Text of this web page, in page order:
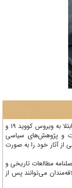
با توجه به نیاز به تداوم مراقبت‌های بهداشتی برای عدم ابتلا به ویروس کووید 19 و
و پژوهش‌های سیاسی
آثار خود را به صورت
مطالعات تاریخی و
می‌توانند پس از